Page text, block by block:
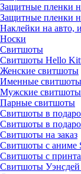
Защитные пленки
Защитные пленки
Наклейки на авто,
Носки
Свитшоты
Cвитшоты Hello
Женские свитшоты
Именные свитшоты
Мужские свитшоты
Парные свитшоты
Свитшоты в
Свитшоты в
Свитшоты на заказ
Свитшоты с аниме
Свитшоты с
Свитшоты Уэнсдей